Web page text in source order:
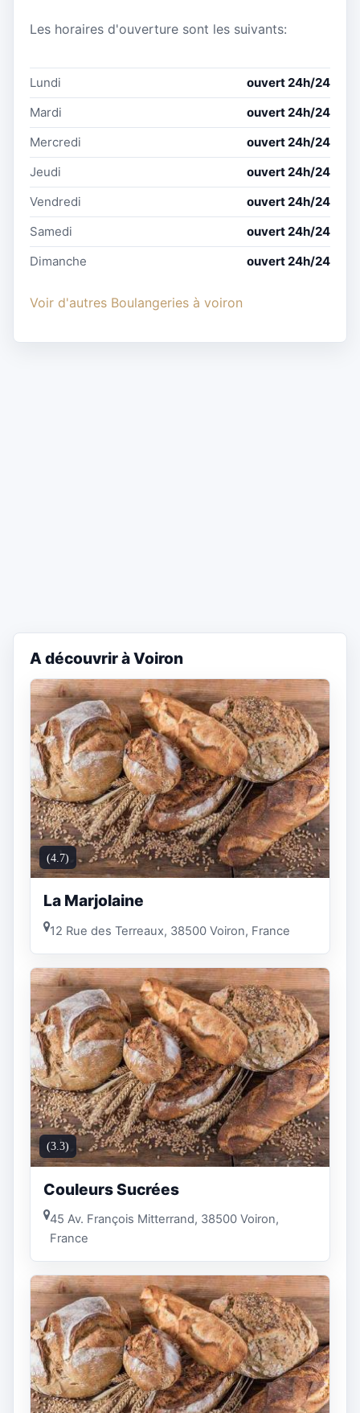
Les horaires d'ouverture sont les suivants:
Lundi
ouvert 24h/24
Mardi
ouvert 24h/24
Mercredi
ouvert 24h/24
Jeudi
ouvert 24h/24
Vendredi
ouvert 24h/24
Samedi
ouvert 24h/24
Dimanche
ouvert 24h/24
Voir d'autres Boulangeries à voiron
A découvrir à Voiron
(4.7)
La Marjolaine
12 Rue des Terreaux, 38500 Voiron, France
(3.3)
Couleurs Sucrées
45 Av. François Mitterrand, 38500 Voiron,
France